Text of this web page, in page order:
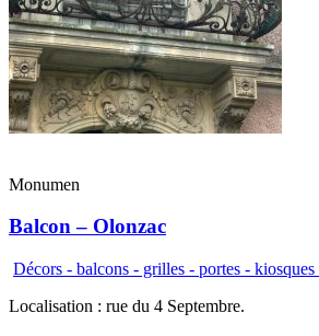
Monumen
Balcon – Olonzac
Décors - balcons - grilles - portes - kiosques
Localisation : rue du 4 Septembre.